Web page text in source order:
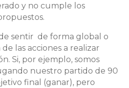
y no cumple los
sentir de forma global o
las acciones a realizar
Si, por ejemplo, somos
nuestro partido de 90
final (ganar), pero